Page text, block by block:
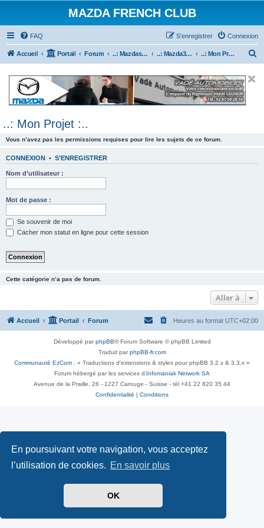
En poursuivant votre navigation, vous acceptez
l’utilisation de cookies. En savoir plus
OK
MAZDA FRENCH CLUB
FAQ Connexion
S’enregistrer
Accueil Portail Forum ..: Mazdaspeed & MPS :.. ..: Mazda3 MPS & Mazdaspeed 3 :.. ..: Mon Projet :..
e
..: Mon Projet :..
Vous n’avez pas les permissions requises pour lire les sujets de ce forum.
CONNEXION • S’ENREGISTRER
Nom d’utilisateur :
Mot de passe :
Se souvenir de moi
Cacher mon statut en ligne pour cette session
Cette catégorie n’a pas de forum.
Aller à
Accueil Portail Forum Heures au format UTC+02:00
Développé parphpBB® Forum Software © phpBB Limited
Traduit parphpBB-fr.com
Communauté EzCom : « Traductions d'extensions & styles pour phpBB 3.2.x & 3.3.x »
Forum hébergé par les services d’ Infomaniak Network SA
Avenue de la Praille, 26 - 1227 Carouge - Suisse - tél +41 22 820 35 44
Confidentialité
Conditions